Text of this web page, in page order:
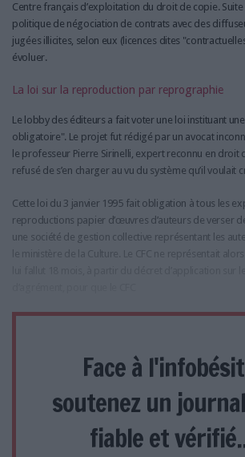
Centre français d’exploitation du droit de copie. Suite
politique de négociation de contrats avec des
jugées illicites, selon eux (licences dites
évoluer.
La loi sur la reproduction par reprographie
Le lobby des éditeurs a fait voter une loi instituant
obligatoire". Le projet fut rédigé par un avocat
le professeur Pierre Sirinelli, expert reconnu en droit
refusé de s’en charger au vu du système qu’il voulait
Cette loi du 3 janvier 1995 fait obligation à tous les
reproductions papier d’œuvres d’auteurs de verser
une société de gestion collective représentant les
le ministère de la Culture. Le CFC ne représentait
Face à
soutenez un
fiable et